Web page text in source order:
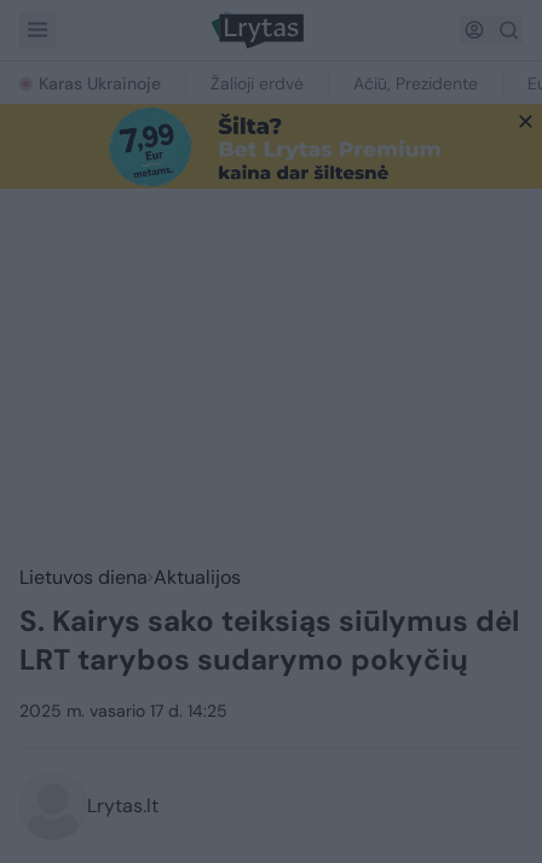
Karas Ukrainoje Žalioji erdvė Ačiū, Prezidente
Lietuvos diena Aktualijos
S. Kairys sako teiksiąs siūlymus dėl
LRT tarybos sudarymo pokyčių
2025 m. vasario 17 d. 14:25
Lrytas.lt